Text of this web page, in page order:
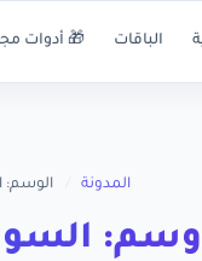
الباقات 🎁 أدوات
المدونة الوسم:
وسم: